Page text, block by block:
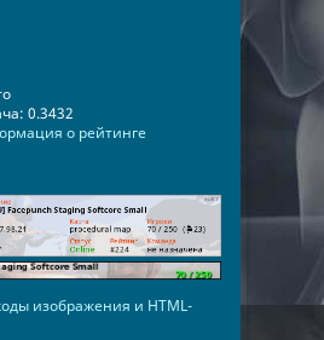
0.3432
о рейтинге
изображения и HTML-